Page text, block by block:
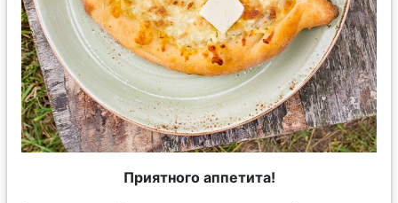
Приятного аппетита!